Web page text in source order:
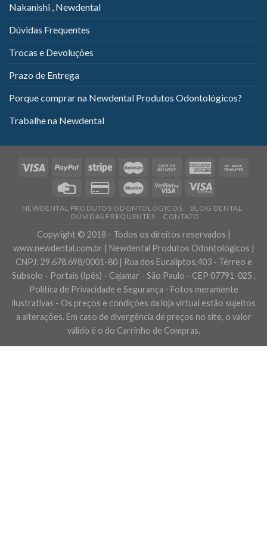
Nakanishi , Newdental
Dúvidas Frequentes
Trocas e Devoluções
Prazo de Entrega
Porque comprar na Newdental Produtos Odontológicos?
Trabalhe na Newdental
NEWDENTAL PRODUTOS ODONTOLÓGICOS
BLOG DENTAL
DÚVIDAS FREQUENTES
CONTATO
Copyright © 2018 - Todos os direitos reservados |
www.newdental.com.br | Newdental Produtos Odontológicos |
CNPJ: 29.678.698/0001-80 | Rua dos Eucaliptos,403 - Térreo e
Subsolo - Portais (Ipês) - Cajamar - São Paulo - CEP 07791-025 .
Política de Privacidade e Segurança - Fotos meramente
ilustrativas - Os preços e condições da loja virtual estão sujeitos
a alterações. Em caso de divergência de preços no site, o valor
válido é o do Carrinho de Compras.